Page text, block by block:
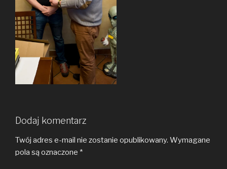
Dodaj komentarz
Twój adres e-mail nie zostanie opublikowany. Wymagane
pola są oznaczone *